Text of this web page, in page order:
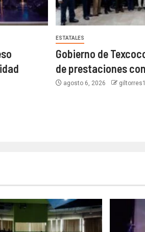
ESTATALES
Gobierno de
de prestaciones
agosto 6, 2026